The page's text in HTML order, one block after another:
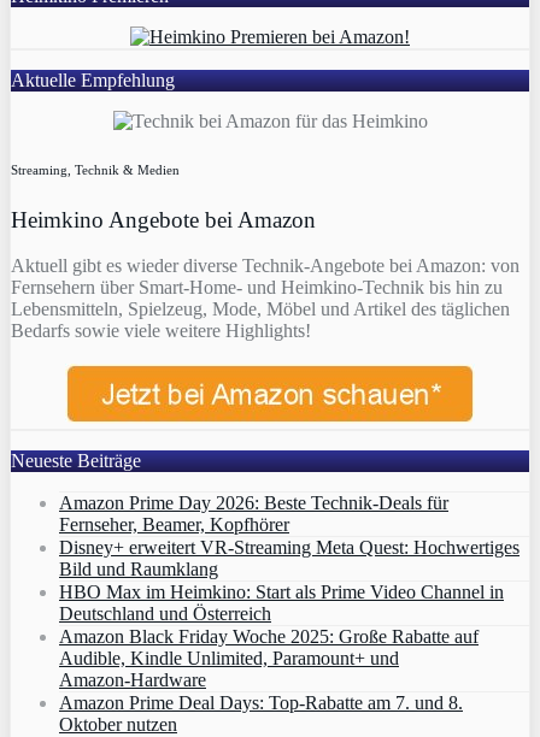
Aktuelle Empfehlung
Streaming, Technik & Medien
Heimkino Angebote bei Amazon
Aktuell gibt es wieder diverse Technik-Angebote bei Amazon: von
Fernsehern über Smart-Home- und Heimkino-Technik bis hin zu
Lebensmitteln, Spielzeug, Mode, Möbel und Artikel des täglichen
Bedarfs sowie viele weitere Highlights!
Neueste Beiträge
Amazon Prime Day 2026: Beste Technik-Deals für
Fernseher, Beamer, Kopfhörer
Disney+ erweitert VR‑Streaming Meta Quest: Hochwertiges
Bild und Raumklang
HBO Max im Heimkino: Start als Prime Video Channel in
Deutschland und Österreich
Amazon Black Friday Woche 2025: Große Rabatte auf
Audible, Kindle Unlimited, Paramount+ und
Amazon‑Hardware
Amazon Prime Deal Days: Top-Rabatte am 7. und 8.
Oktober nutzen